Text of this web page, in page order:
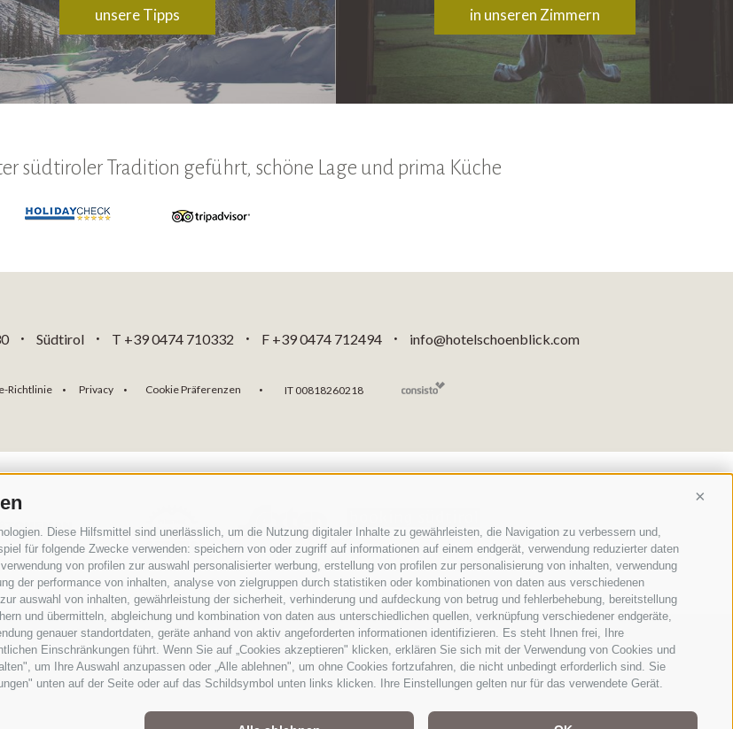
Diese Hilfsmittel sind unerlässlich, um die Nutzung digitaler Inhalte zu gewährleisten, die Navigation zu verbessern und,
für folgende Zwecke verwenden: speichern von oder zugriff auf informationen auf einem endgerät, verwendung reduzierter daten
von profilen zur auswahl personalisierter werbung, erstellung von profilen zur personalisierung von inhalten, verwendung
der performance von inhalten, analyse von zielgruppen durch statistiken oder kombinationen von daten aus verschiedenen
auswahl von inhalten, gewährleistung der sicherheit, verhinderung und aufdeckung von betrug und fehlerbehebung, bereitstellung
und übermitteln, abgleichung und kombination von daten aus unterschiedlichen quellen, verknüpfung verschiedener endgeräte,
genauer standortdaten, geräte anhand von aktiv angeforderten informationen identifizieren. Es steht Ihnen frei, Ihre
Einschränkungen führt. Wenn Sie auf „Cookies akzeptieren" klicken, erklären Sie sich mit der Verwendung von Cookies und
um Ihre Auswahl anzupassen oder „Alle ablehnen", um ohne Cookies fortzufahren, die nicht unbedingt erforderlich sind. Sie
unten auf der Seite oder auf das Schildsymbol unten links klicken. Ihre Einstellungen gelten nur für das verwendete Gerät.
unsere Tipps in unseren Zimmern
südtiroler Tradition geführt, schöne Lage und prima Küche
• Südtirol • T +39 0474 710332 • F +39 0474 712494 • info@hotelschoenblick.com
Richtlinie • Privacy • Cookie Präferenzen • IT 00818260218
Welt3 Zinnen Dolomiten
markanteste Monument des UNESCO Welterbes Dolomiten liegt eine einzigartige alpine Welt.
Menschen mit ihrer eindrucksvollen alpinen Geschichte machen aus dieser Region ein
für Menschen, deren Herz für die Berge schlägt.